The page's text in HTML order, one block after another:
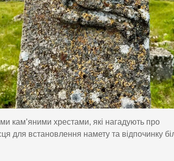
кам’яними хрестами, які нагадують про
для встановлення намету та відпочинку